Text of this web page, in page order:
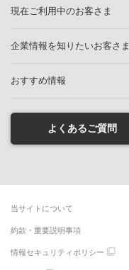
現在ご利用中のお客さま
企業情報を知りたいお客さま
おすすめ情報
よくあるご質問
当サイトについて
約款・重要説明事項
情報セキュリティポリシー